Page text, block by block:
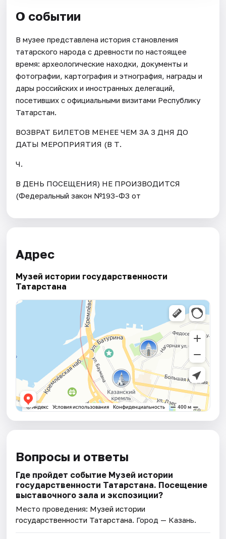
О событии
В музее представлена история становления
татарского народа с древности по настоящее
время: археологические находки, документы и
фотографии, картография и этнография, награды и
дары российских и иностранных делегаций,
посетивших с официальными визитами Республику
Татарстан.
ВОЗВРАТ БИЛЕТОВ МЕНЕЕ ЧЕМ ЗА 3 ДНЯ ДО
ДАТЫ МЕРОПРИЯТИЯ (В Т.
Ч.
В ДЕНЬ ПОСЕЩЕНИЯ) НЕ ПРОИЗВОДИТСЯ
(Федеральный закон №193-ФЗ от
Адрес
Музей истории государственности
Татарстана
Вопросы и ответы
Где пройдет событие Музей истории
государственности Татарстана. Посещение
выставочного зала и экспозиции?
Место проведения: Музей истории
государственности Татарстана. Город — Казань.